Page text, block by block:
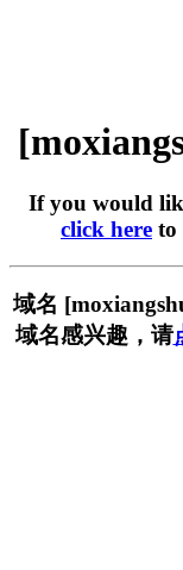
If you would
click here to
域名
域名感兴趣，请